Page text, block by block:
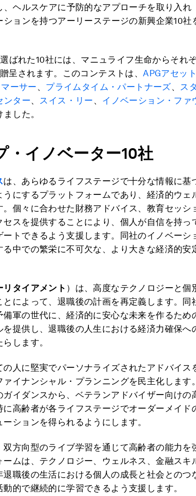
ヘルスケアに予防的なアプローチを取り入れ
ョンを持つアーリーステージの新興企業10社
ばれた10社には、マニュライフ生命からそれ
呈されます。このコンテストは、APGアセット
マーサー、 プライムタイム・パートナーズ、
スタ
ンター、 スイス・リー、 イノベーション・ファ
した。
・イノベーター10社
は、あらゆるライフステージで十分な情報に基
にするプラットフォームであり、経済的ウェ
個々に合わせた財務アドバイス、教育セッシ
スを提供することにより、個人が自信を持っ
トできるよう支援します。同社のイノベーシ
中での繁栄に不可欠な、より大きな経済的安
リタイアメント ）は、高度なテクノロジーと個
によって、退職後の計画を再定義します。同
軍の世代に、経済的に安心な未来を作るため
提供し、退職後の人生における経済力確保へ
します。
の人に堅実でパーソナライズされたアドバイス
イナンシャル・プランニングを民主化します。
ガイダンスから、ベテランアドバイザー向けの
に高齢者が各ライフステージでオーダーメイド
ションを得られるようにします。
双方向型のライブ学習を通じて高齢者の能力を
ムは、テクノロジー、ウェルネス、金融スキ
職後の生活における個人の成長と社会とのつ
的で継続的に学習できるよう支援します。